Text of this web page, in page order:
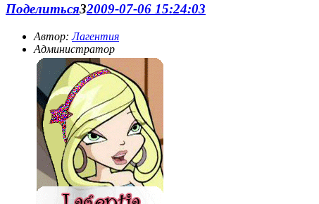
Поделиться32009-07-06 15:24:03
Автор:Лагентия
Администратор